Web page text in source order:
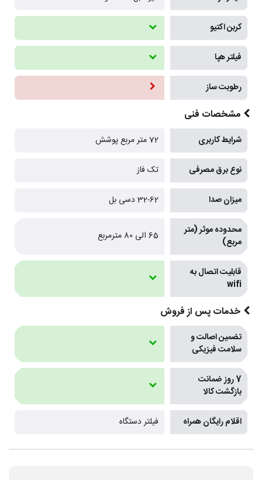
کربن اکتیو
فیلتر هپا
رطوبت ساز
مشخصات فنی
شرایط کاربری 72 متر مربع پوشش
نوع برق مصرفی تک فاز
میزان صدا 32-62 دسی بل
محدوده موثر (متر
مربع)
65 الی 80 مترمربع
قابلیت اتصال به
wifi
خدمات پس از فروش
تضمین اصالت و
سلامت فیزیکی
7 روز ضمانت
بازگشت کالا
اقلام رایگان همراه فیلتر دستگاه